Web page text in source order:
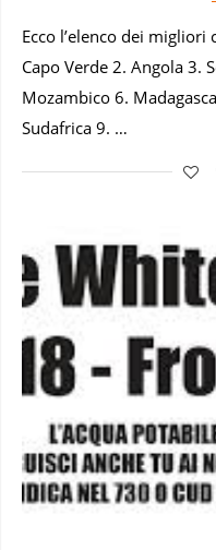
Ecco l’elenco dei
Capo Verde 2. Angola 3.
Mozambico 6.
Sudafrica 9. …